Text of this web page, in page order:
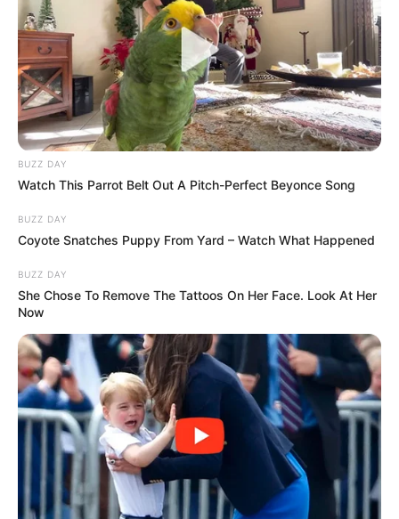
A kormányzó Tisza Párt alkotmányozó többséggel
rendelkezik a parlamentben, így várhatóan átmegy
az módosítás. Az Országgyűlésből származó
információk szerint a szavazásra akár már jövő
héten sor kerülhet, de ezt hivatalosan még nem
erősítették meg.
Most Read
00:01
BUZZ DAY
Watch This Parrot Belt Out A Pitch-Perfect Beyonce Song
BUZZ DAY
Coyote Snatches Puppy From Yard – Watch What Happened
BUZZ DAY
She Chose To Remove The Tattoos On Her Face. Look At Her
Now